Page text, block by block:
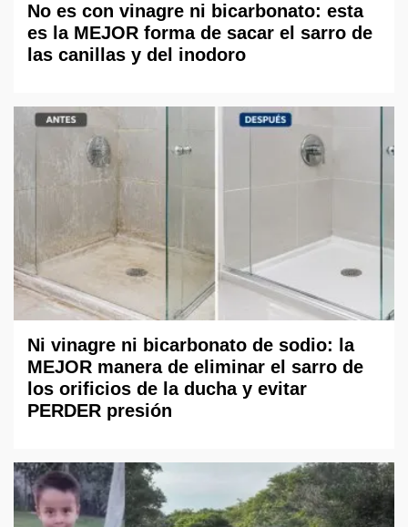
No es con vinagre ni bicarbonato: esta
es la MEJOR forma de sacar el sarro de
las canillas y del inodoro
Ni vinagre ni bicarbonato de sodio: la
MEJOR manera de eliminar el sarro de
los orificios de la ducha y evitar
PERDER presión